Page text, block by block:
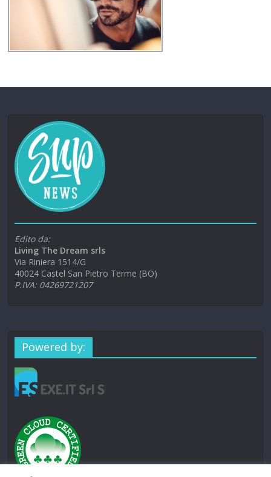
Edito da:
Living The Dream srls
Via Riniera 1514/G
40024 Castel San Pietro Terme (BO)
P.IVA: 04269721207
Powered by: